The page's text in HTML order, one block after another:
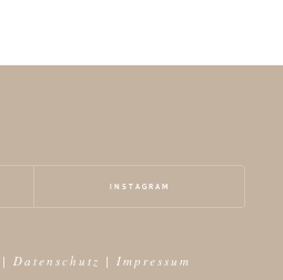
INSTAGRAM
|Datenschutz |Impressum